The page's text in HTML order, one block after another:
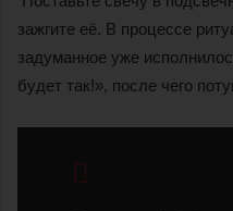
зажгите её. В процессе
задуманное уже
будет так!», после чего